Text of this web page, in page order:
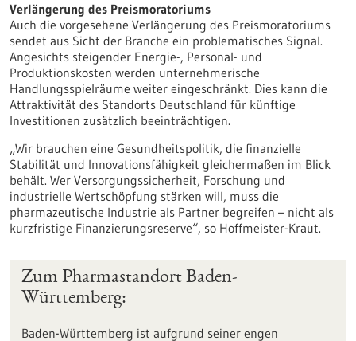
Verlängerung des Preismoratoriums
Auch die vorgesehene Verlängerung des Preismoratoriums
sendet aus Sicht der Branche ein problematisches Signal.
Angesichts steigender Energie-, Personal- und
Produktionskosten werden unternehmerische
Handlungsspielräume weiter eingeschränkt. Dies kann die
Attraktivität des Standorts Deutschland für künftige
Investitionen zusätzlich beeinträchtigen.
„Wir brauchen eine Gesundheitspolitik, die finanzielle
Stabilität und Innovationsfähigkeit gleichermaßen im Blick
behält. Wer Versorgungssicherheit, Forschung und
industrielle Wertschöpfung stärken will, muss die
pharmazeutische Industrie als Partner begreifen – nicht als
kurzfristige Finanzierungsreserve“, so Hoffmeister-Kraut.
Zum Pharmastandort Baden-
Württemberg:
Baden-Württemberg ist aufgrund seiner engen